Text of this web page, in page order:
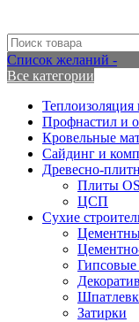
Список желаний -
Все категории
Профнастил и
Кровельные
Сайдинг и
Древесно-
Плиты
ЦСП
Сухие
Гипсовые
Затирки